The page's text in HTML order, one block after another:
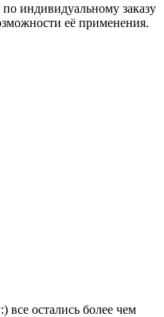
индивидуальному заказу
её применения.
все остались более чем